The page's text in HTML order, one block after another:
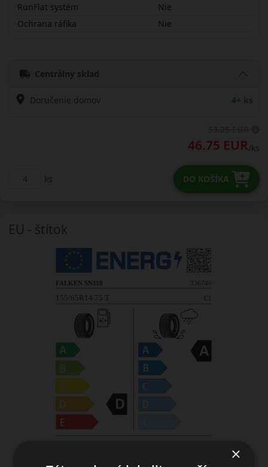
RunFlat systém
Nie
Ochrana ráfika
Nie
Centrálny sklad
Doručenie domov 4+ ks
46.75 EUR/ks
ks DO KOŠÍKA
EU - štítok
×